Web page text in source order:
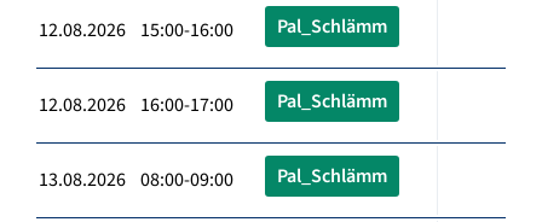
12.08.2026 15:00-16:00 Pal_Schlämm
12.08.2026 16:00-17:00 Pal_Schlämm
13.08.2026 08:00-09:00 Pal_Schlämm